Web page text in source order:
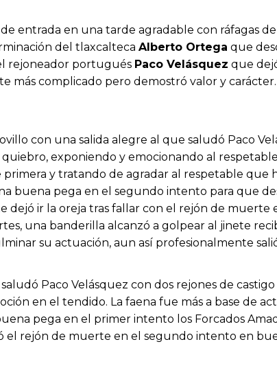
de entrada en una tarde agradable con ráfagas
del tlaxcalteca Alberto Ortega que
rejoneador portugués Paco Velásquez que
más complicado pero demostró valor y carácter.
con una salida alegre al que saludó Paco
exponiendo y emocionando al
y tratando de agradar al respetable que
buena pega en el segundo intento para que
ir la oreja tras fallar con el rejón de muerte
una banderilla alcanzó a golpear al jinete
su actuación, aun así profesionalmente
Paco Velásquez con dos rejones de
en el tendido. La faena fue más a base de
pega en el primer intento los Forcados
rejón de muerte en el segundo intento en